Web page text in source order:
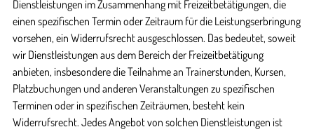
Dienstleistungen im Zusammenhang mit Freizeitbetätigungen, die
einen spezifischen Termin oder Zeitraum für die Leistungserbringung
vorsehen, ein Widerrufsrecht ausgeschlossen. Das bedeutet, soweit
wir Dienstleistungen aus dem Bereich der Freizeitbetätigung
anbieten, insbesondere die Teilnahme an Trainerstunden, Kursen,
Platzbuchungen und anderen Veranstaltungen zu spezifischen
Terminen oder in spezifischen Zeiträumen, besteht kein
Widerrufsrecht. Jedes Angebot von solchen Dienstleistungen ist